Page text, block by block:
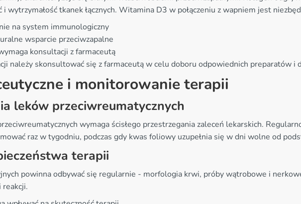
wytrzymałość tkanek łącznych. Witamina D3 w połączeniu z wapniem jest
na system immunologiczny
wsparcie przeciwzapalne
konsultacji z farmaceutą
należy skonsultować się z farmaceutą w celu doboru odpowiednich preparatów i
i monitorowanie terapii
leków przeciwreumatycznych
wymaga ścisłego przestrzegania zaleceń lekarskich.
raz w tygodniu, podczas gdy kwas foliowy uzupełnia się w dni wolne od
terapii
powinna odbywać się regularnie - morfologia krwi, próby wątrobowe i
reakcji.